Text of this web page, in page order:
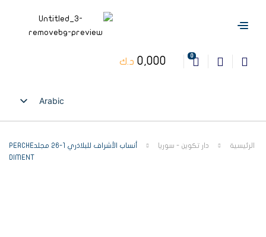
0
0,000 د.ك
Arabic
English
الرئيسية دار تكوين - سوريا
أنساب الأشراف للبلاذري 1-26 مجلدPERCHE
DIMENT